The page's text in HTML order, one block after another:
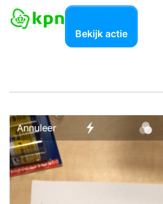
Bekijk actie